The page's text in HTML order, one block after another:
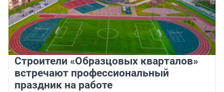
Строители «Образцовых кварталов»
встречают профессиональный
праздник на работе